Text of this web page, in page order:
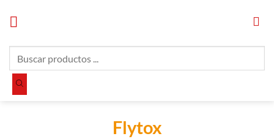
productos
Flytox